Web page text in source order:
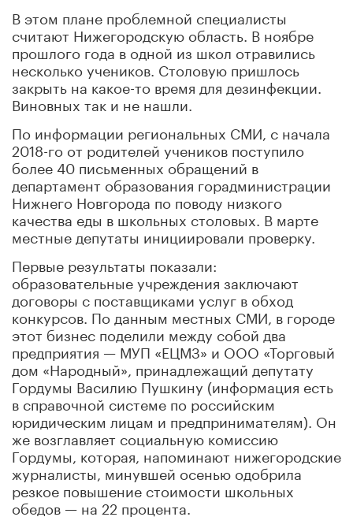
В этом плане проблемной специалисты
считают Нижегородскую область. В ноябре
прошлого года в одной из школ отравились
несколько учеников. Столовую пришлось
закрыть на какое-то время для дезинфекции.
Виновных так и не нашли.
По информации региональных СМИ, с начала
2018-го от родителей учеников поступило
более 40 письменных обращений в
департамент образования горадминистрации
Нижнего Новгорода по поводу низкого
качества еды в школьных столовых. В марте
местные депутаты инициировали проверку.
Первые результаты показали:
образовательные учреждения заключают
договоры с поставщиками услуг в обход
конкурсов. По данным местных СМИ, в городе
этот бизнес поделили между собой два
предприятия — МУП «ЕЦМЗ» и ООО «Торговый
дом «Народный», принадлежащий депутату
Гордумы Василию Пушкину (информация есть
в справочной системе по российским
юридическим лицам и предпринимателям). Он
же возглавляет социальную комиссию
Гордумы, которая, напоминают нижегородские
журналисты, минувшей осенью одобрила
резкое повышение стоимости школьных
обедов — на 22 процента.